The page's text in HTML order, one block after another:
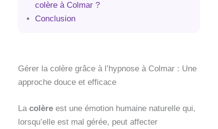
colère à Colmar ?
Conclusion
Gérer la colère grâce à l’hypnose à Colmar : Une
approche douce et efficace
La colère est une émotion humaine naturelle qui,
lorsqu’elle est mal gérée, peut affecter